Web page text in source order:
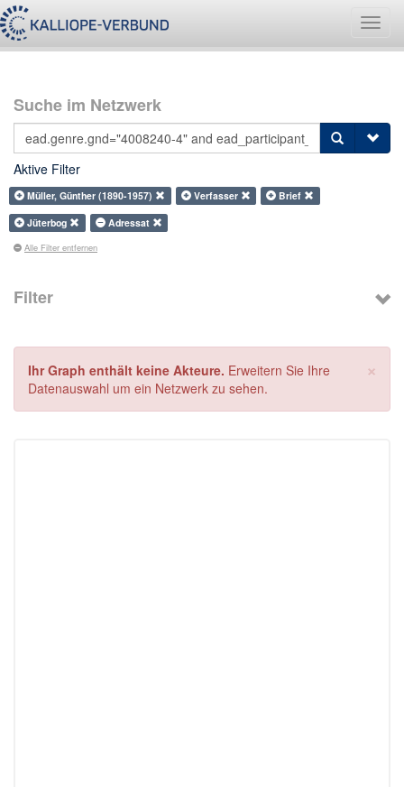
Suche im Netzwerk
Aktive Filter
Müller, Günther (1890-1957) Verfasser
Brief
Jüterbog
Adressat
Alle Filter entfernen
Filter
×
Ihr Graph enthält keine Akteure. Erweitern Sie Ihre
Datenauswahl um ein Netzwerk zu sehen.